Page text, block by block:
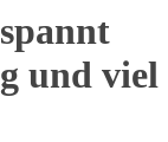
und viel